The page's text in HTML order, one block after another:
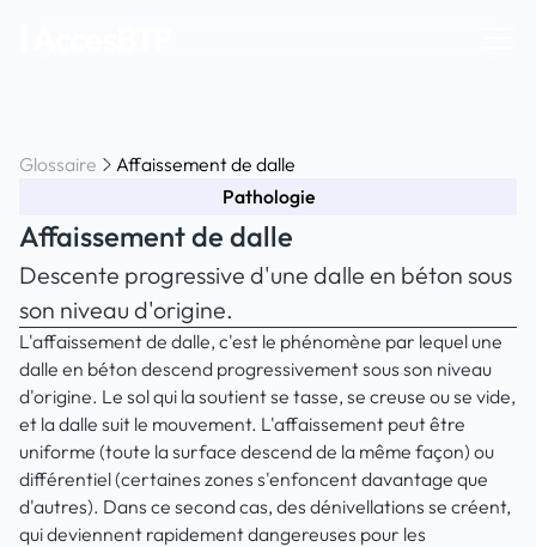
Glossaire
Affaissement de dalle
Pathologie
Affaissement de dalle
Descente progressive d'une dalle en béton sous
son niveau d'origine.
L'affaissement de dalle, c'est le phénomène par lequel une
dalle en béton descend progressivement sous son niveau
d'origine. Le sol qui la soutient se tasse, se creuse ou se vide,
et la dalle suit le mouvement. L'affaissement peut être
uniforme (toute la surface descend de la même façon) ou
différentiel (certaines zones s'enfoncent davantage que
d'autres). Dans ce second cas, des dénivellations se créent,
qui deviennent rapidement dangereuses pour les